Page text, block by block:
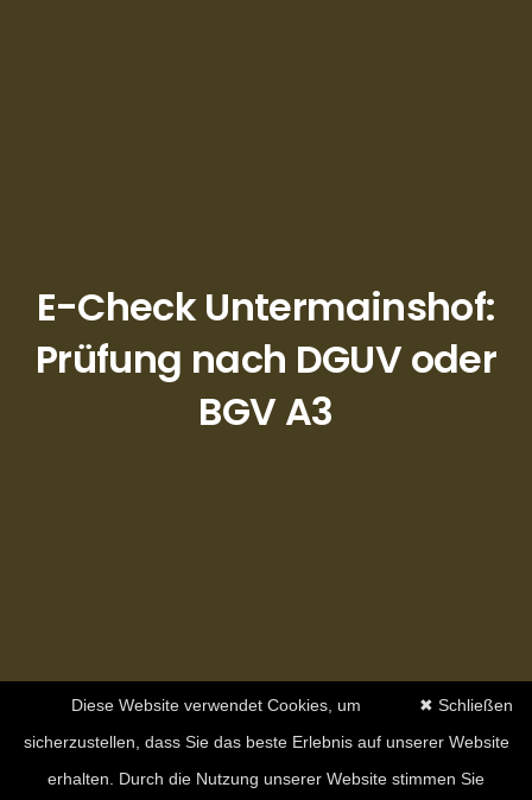
E-Check Untermainshof:
Prüfung nach DGUV oder
BGV A3
✖ Schließen
Diese Website verwendet Cookies, um
sicherzustellen, dass Sie das beste Erlebnis auf unserer Website
erhalten. Durch die Nutzung unserer Website stimmen Sie